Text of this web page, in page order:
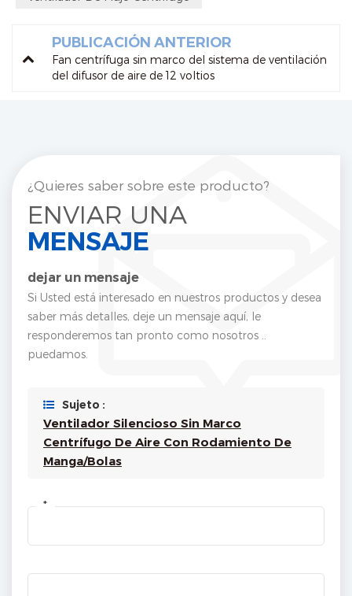
PUBLICACIÓN ANTERIOR
Fan centrífuga sin marco del sistema de ventilación
del difusor de aire de 12 voltios
¿Quieres saber sobre este producto?
ENVIAR UNA
MENSAJE
dejar un mensaje
Si Usted está interesado en nuestros productos y desea
saber más detalles, deje un mensaje aquí, le
responderemos tan pronto como nosotros ..
puedamos.
Sujeto :
Ventilador Silencioso Sin Marco
Centrífugo De Aire Con Rodamiento De
Manga/bolas
*